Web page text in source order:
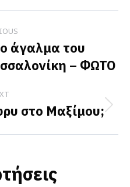
LinkedIn
άγαλμα του
– ΦΩΤΟ
στο Μαξίμου;